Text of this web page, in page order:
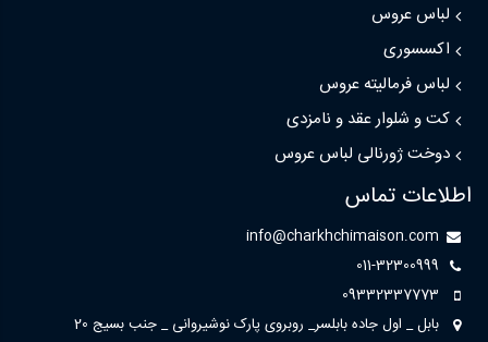
لباس عروس
اکسسوری
لباس فرمالیته عروس
کت و شلوار عقد و نامزدی
دوخت ژورنالی لباس عروس
اطلاعات تماس
info@charkhchimaison.com
011-32300999
09332337773
بابل _ اول جاده بابلسر_ روبروی پارک نوشیروانی _ جنب بسیج 20